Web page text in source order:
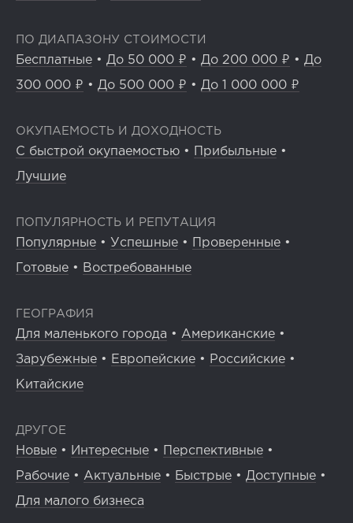
ПО ДИАПАЗОНУ СТОИМОСТИ
Бесплатные • До 50 000 ₽ • До 200 000 ₽ • До
300 000 ₽ • До 500 000 ₽ • До 1 000 000 ₽
ОКУПАЕМОСТЬ И ДОХОДНОСТЬ
С быстрой окупаемостью • Прибыльные •
Лучшие
ПОПУЛЯРНОСТЬ И РЕПУТАЦИЯ
Популярные • Успешные • Проверенные •
Готовые • Востребованные
ГЕОГРАФИЯ
Для маленького города • Американские •
Зарубежные • Европейские • Российские •
Китайские
ДРУГОЕ
Новые • Интересные • Перспективные •
Рабочие • Актуальные • Быстрые • Доступные •
Для малого бизнеса